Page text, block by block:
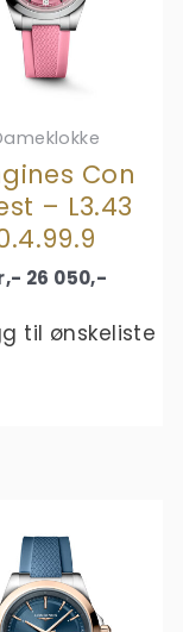
Con
– L3.43
26 050,-
til ønskeliste